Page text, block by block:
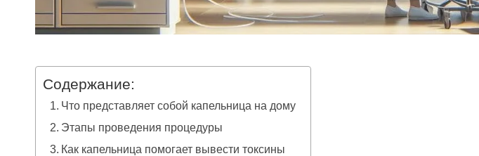
Содержание:
Что представляет собой капельница на дому
Этапы проведения процедуры
Как капельница помогает вывести токсины